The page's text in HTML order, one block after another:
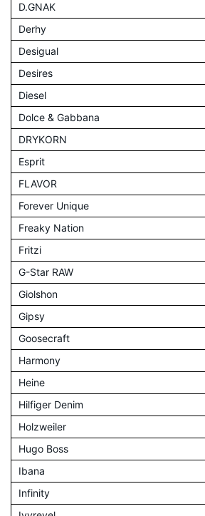
D.GNAK
Derhy
Desigual
Desires
Diesel
Dolce & Gabbana
DRYKORN
Esprit
FLAVOR
Forever Unique
Freaky Nation
Fritzi
G-Star RAW
Giolshon
Gipsy
Goosecraft
Harmony
Heine
Hilfiger Denim
Holzweiler
Hugo Boss
Ibana
Infinity